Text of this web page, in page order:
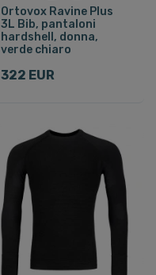
Ortovox Ravine Plus
3L Bib, pantaloni
hardshell, donna,
verde chiaro
322 EUR